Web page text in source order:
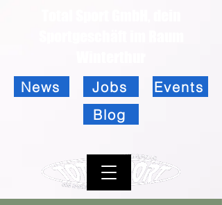
Jobs
News
Events
Blog